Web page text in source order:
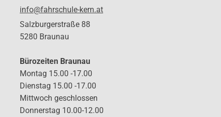
info@fahrschule-kern.at
Salzburgerstraße 88
5280 Braunau
Bürozeiten Braunau
Montag 15.00 -17.00
Dienstag 15.00 -17.00
Mittwoch geschlossen
Donnerstag 10.00-12.00